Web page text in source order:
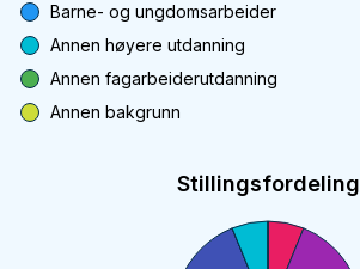
Barne- og ungdomsarbeider
Annen høyere utdanning
Annen fagarbeiderutdanning
Annen bakgrunn
Stillingsfordeling